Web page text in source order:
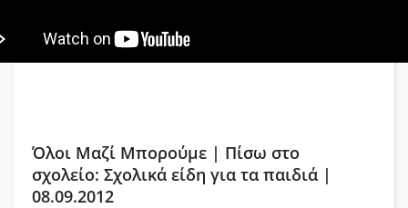
Όλοι Μαζί Μπορούμε | Πίσω στο
σχολείο: Σχολικά είδη για τα παιδιά |
08.09.2012